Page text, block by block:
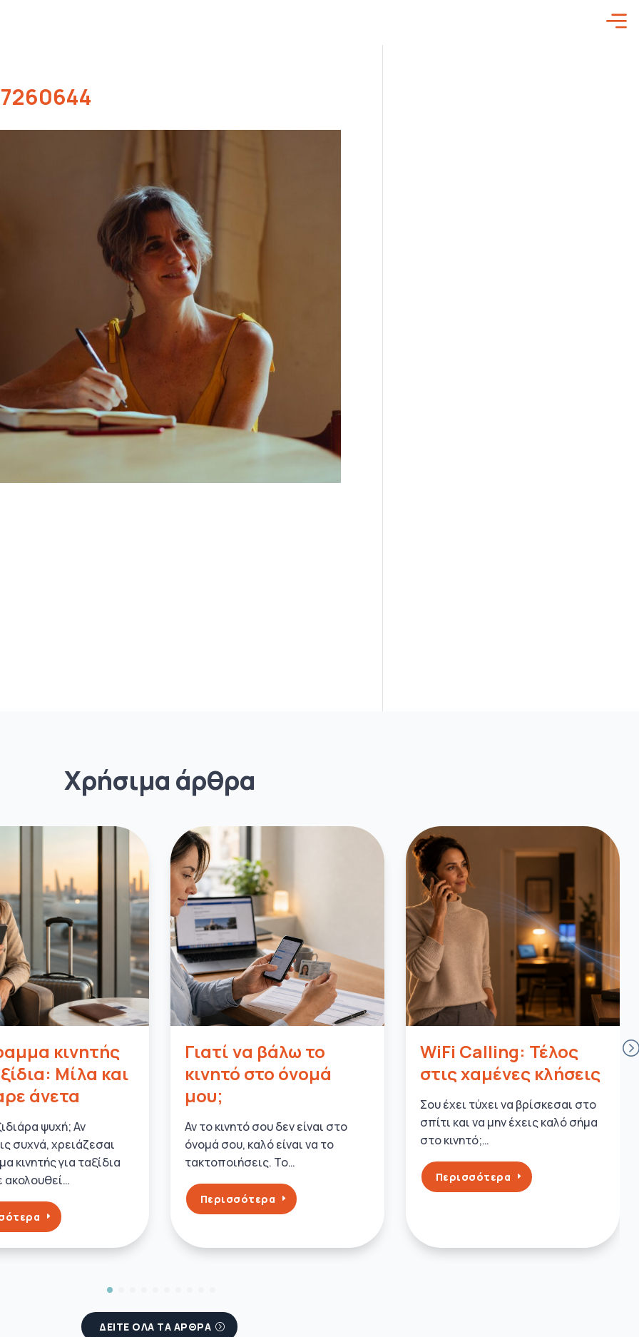
Χρήσιμα άρθρα
κινητής
Μίλα και
άνετα
ψυχή; Αν
συχνά, χρειάζεσαι
κινητής για ταξίδια
ακολουθεί…
Γιατί να βάλω το
κινητό στο όνομά
μου;
Αν το κινητό σου δεν είναι στο
όνομά σου, καλό είναι να το
τακτοποιήσεις. Το…
Περισσότερα
WiFi Calling: Τέλος
στις χαμένες κλήσεις
Σου έχει τύχει να βρίσκεσαι στο
σπίτι και να μην έχεις καλό σήμα
στο κινητό;…
Περισσότερα
ΔΕΙΤΕ ΟΛΑ ΤΑ ΑΡΘΡΑ